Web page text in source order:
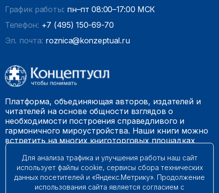
График работы: пн–пт 08:00–17:00 МСК
Телефон: +7 (495) 150-69-70
Эл. почта: roznica@konzeptual.ru
Платформа, объединяющая авторов, издателей и
читателей на основе общности взглядов о
необходимости построения справедливого и
гармоничного мироустройства. Наши книги можно
встретить на многих книготорговых площадках
© 2009 – 2026. Все права защищены.
Для анализа трафика и улучшения работы наш сайт
использует файлы cookie, сервисы сбора технических
данных посетителей и «Яндекс.Метрику». Продолжение
использования сайта является согласием с